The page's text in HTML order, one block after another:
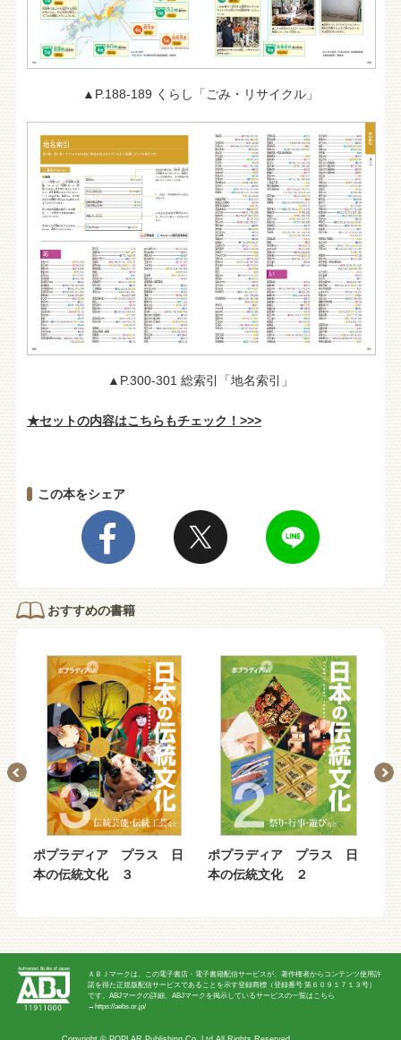
▲P.188-189 くらし「ごみ・リサイクル」
▲P.300-301 総索引「地名索引」
★セットの内容はこちらもチェック！>>>
この本をシェア
おすすめの書籍
プラディア プラス 日
の伝統文化 ３
ポプラディア プラス 日
本の伝統文化 ２
ポプラ
ＡＢＪマークは、この電子書店・電子書籍配信サービスが、著作権者からコンテンツ使用許
諾を得た正規版配信サービスであることを示す登録商標（登録番号 第６０９１７１３号）
です。ABJマークの詳細、ABJマークを掲示しているサービスの一覧はこちら
→ https://aebs.or.jp/